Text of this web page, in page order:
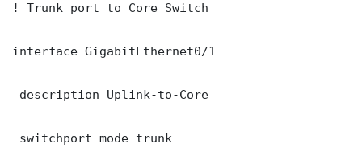
! Trunk port to Core Switch
interface GigabitEthernet0/1
description Uplink-to-Core
switchport mode trunk